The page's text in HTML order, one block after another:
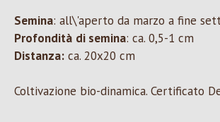
Semina: all\'aperto da marzo a fine
Profondità di semina: ca. 0,5-1 cm
Distanza: ca. 20x20 cm
Coltivazione bio-dinamica. Certificato